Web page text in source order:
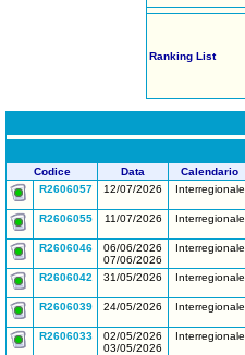
Ranking List
Codice Data Calendario
R2606057
12/07/2026 Interregionale
R2606055
11/07/2026 Interregionale
R2606046
06/06/2026
07/06/2026
Interregionale
R2606042
31/05/2026 Interregionale
R2606039
24/05/2026 Interregionale
R2606033
02/05/2026
03/05/2026
Interregionale